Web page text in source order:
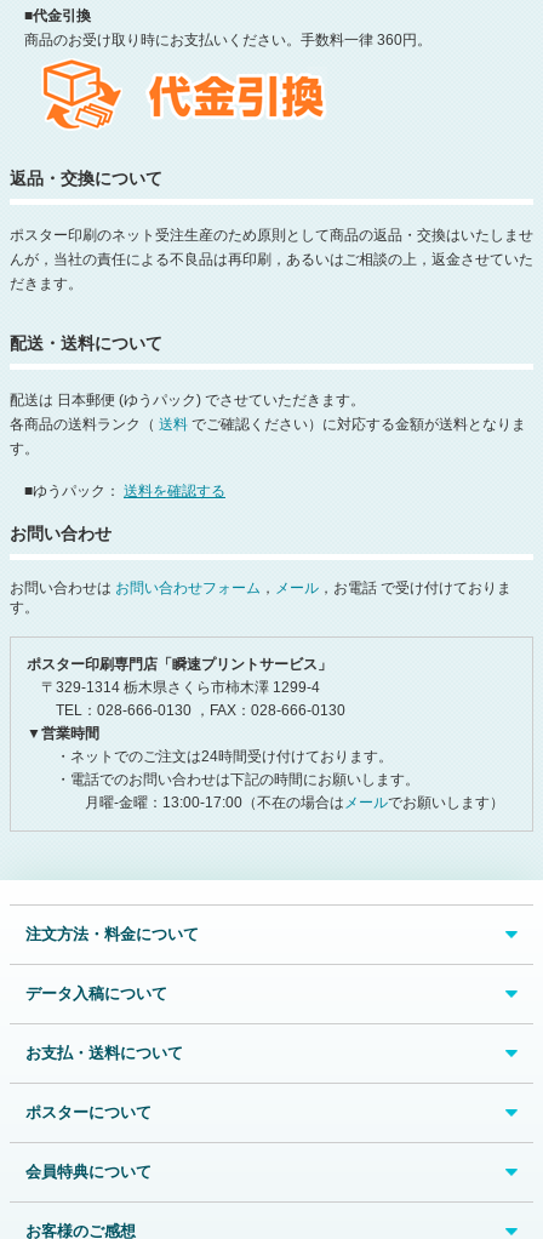
■代金引換
商品のお受け取り時にお支払いください。手数料一律 360円。
返品・交換について
ポスター印刷のネット受注生産のため原則として商品の返品・交換はいたしませ
んが，当社の責任による不良品は再印刷，あるいはご相談の上，返金させていた
だきます。
配送・送料について
配送は 日本郵便 (ゆうパック) でさせていただきます。
各商品の送料ランク（ 送料 でご確認ください）に対応する金額が送料となりま
す。
■ゆうパック： 送料を確認する
お問い合わせ
お問い合わせは お問い合わせフォーム ， メール ，お電話 で受け付けておりま
す。
ポスター印刷専門店「瞬速プリントサービス」
〒329-1314 栃木県さくら市柿木澤 1299-4
TEL：028-666-0130 ，FAX：028-666-0130
▼営業時間
・ネットでのご注文は24時間受け付けております。
・電話でのお問い合わせは下記の時間にお願いします。
月曜-金曜：13:00-17:00（不在の場合はメールでお願いします）
注文方法・料金について
データ入稿について
お支払・送料について
ポスターについて
会員特典について
お客様のご感想